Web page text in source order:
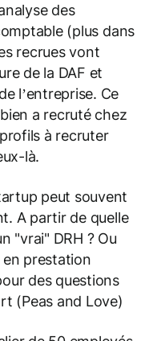
des
(plus dans
recrues vont
de la DAF et
l’entreprise. Ce
a recruté chez
à recruter
là.
peut souvent
A partir de quelle
"vrai" DRH ? Ou
prestation
des questions
(Peas and Love)